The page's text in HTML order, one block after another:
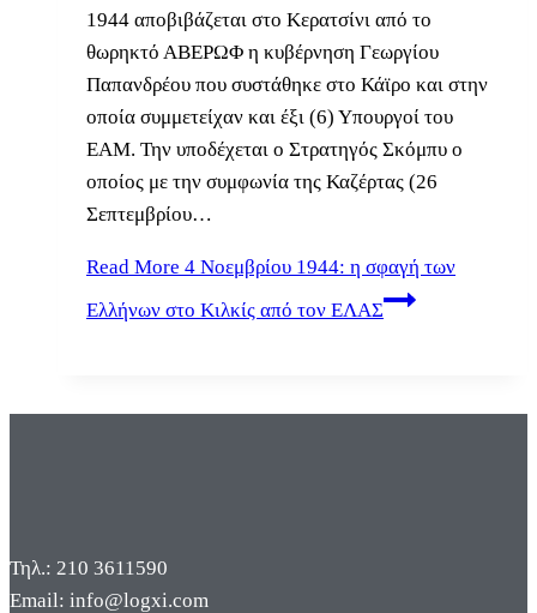
1944 αποβιβάζεται στο Κερατσίνι από το
θωρηκτό ΑΒΕΡΩΦ η κυβέρνηση Γεωργίου
Παπανδρέου που συστάθηκε στο Κάϊρο και στην
οποία συμμετείχαν και έξι (6) Υπουργοί του
ΕΑΜ. Την υποδέχεται ο Στρατηγός Σκόμπυ ο
οποίος με την συμφωνία της Καζέρτας (26
Σεπτεμβρίου…
Read More 4 Νοεμβρίου 1944: η σφαγή των
Ελλήνων στο Κιλκίς από τον ΕΛΑΣ
Τηλ.: 210 3611590
Email: info@logxi.com